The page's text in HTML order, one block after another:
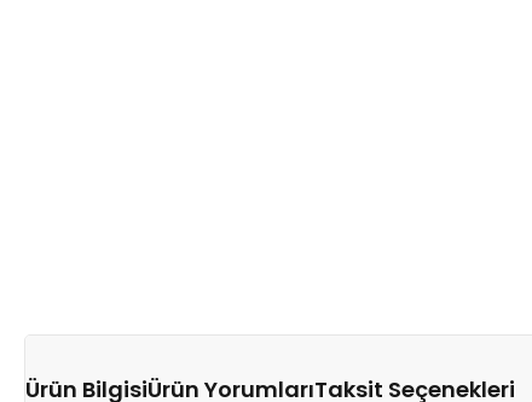
Ürün BilgisiÜrün YorumlarıTaksit Seçenekleri